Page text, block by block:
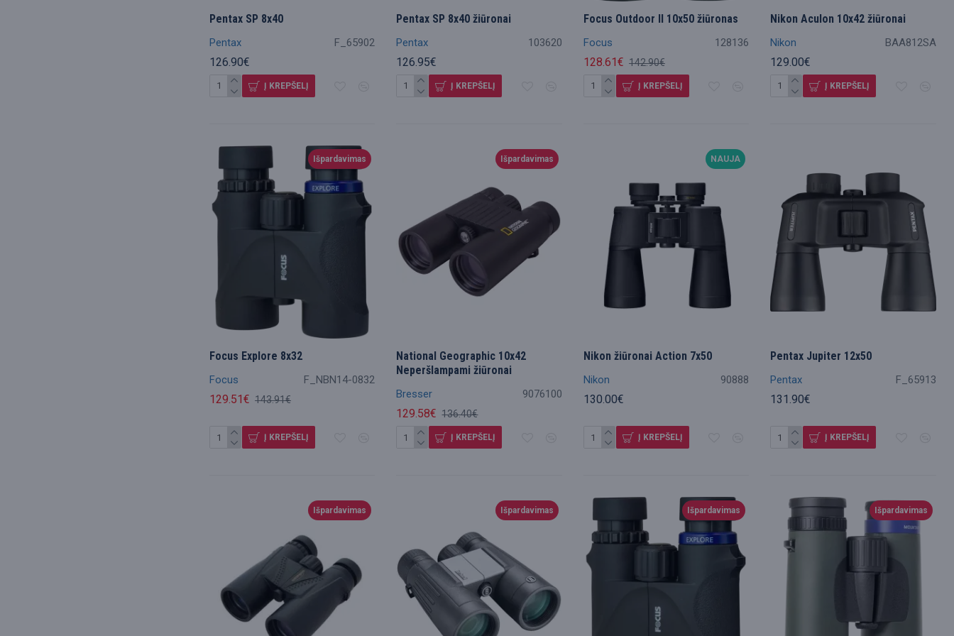
Pentax F_65902
Pentax SP 8x40
126.90€
Į KREPŠELĮ
Pentax 103620
Pentax SP 8x40 žiūronai
126.95€
Į KREPŠELĮ
Focus 128136
Focus Outdoor II 10x50 žiūronas
128.61€ 142.90€
Į KREPŠELĮ
Nikon BAA812SA
Nikon Aculon 10x42 žiūronai
129.00€
Į KREPŠELĮ
Išpardavimas
Focus F_NBN14-0832
Focus Explore 8x32
129.51€ 143.91€
Į KREPŠELĮ
Išpardavimas
Bresser 9076100
National Geographic 10x42
Neperšlampami žiūronai
129.58€ 136.40€
Į KREPŠELĮ
NAUJA
Nikon 90888
Nikon žiūronai Action 7x50
130.00€
Į KREPŠELĮ
Pentax F_65913
Pentax Jupiter 12x50
131.90€
Į KREPŠELĮ
Išpardavimas Išpardavimas Išpardavimas Išpardavimas